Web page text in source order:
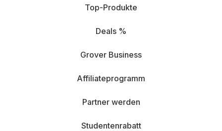
Top-Produkte
Deals %
Grover Business
Affiliateprogramm
Partner werden
Studentenrabatt